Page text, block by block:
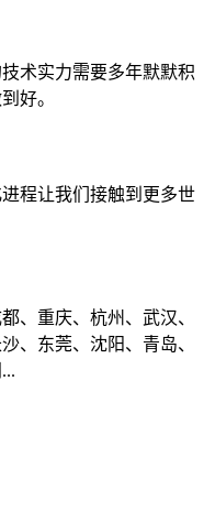
术实力需要多年默默积
好。
程让我们接触到更多世
、重庆、杭州、武汉、
、东莞、沈阳、青岛、